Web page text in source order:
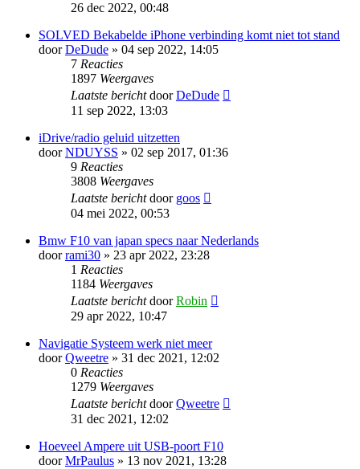
26 dec 2022, 00:48
SOLVED Bekabelde iPhone verbinding komt niet tot stand
doorDeDude » 04 sep 2022, 14:05
7 Reacties
1897 Weergaves
Laatste berichtdoorDeDude
11 sep 2022, 13:03
iDrive/radio geluid uitzetten
doorNDUYSS » 02 sep 2017, 01:36
9 Reacties
3808 Weergaves
Laatste berichtdoor goos
04 mei 2022, 00:53
Bmw F10 van japan specs naar Nederlands
doorrami30 » 23 apr 2022, 23:28
1 Reacties
1184 Weergaves
Laatste berichtdoorRobin
29 apr 2022, 10:47
Navigatie Systeem werk niet meer
doorQweetre » 31 dec 2021, 12:02
0 Reacties
1279 Weergaves
Laatste berichtdoorQweetre
31 dec 2021, 12:02
Hoeveel Ampere uit USB-poort F10
doorMrPaulus » 13 nov 2021, 13:28